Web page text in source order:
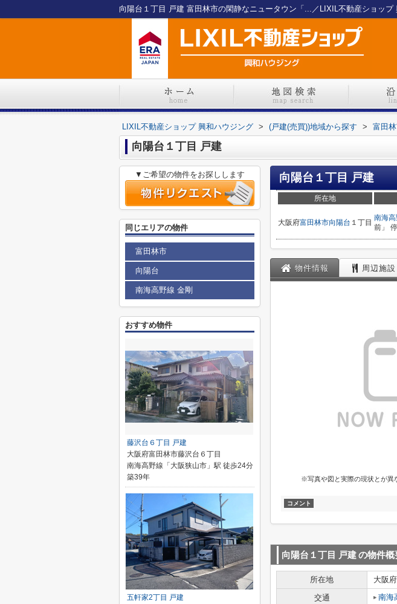
向陽台１丁目 戸建 富田林市の閑静なニュータウン「...／LIXIL不動産ショップ
LIXIL不動産ショップ 興和ハウジング > (戸建(売買))地域から探す > 富田
向陽台１丁目 戸建
向陽台１丁目 戸建
所在地
大阪府富田林市向陽台 １丁目
南海高
前」
物件情報 周辺施設
※写真や図と実際の現状とが異
コメント
向陽台１丁目 戸建の物件概
所在地 大阪府
交通
南海
▼ご希望の物件をお探しします
同じエリアの物件
富田林市
向陽台
南海高野線 金剛
おすすめ物件
藤沢台６丁目 戸建
大阪府富田林市藤沢台６丁目
南海高野線「大阪狭山市」駅 徒歩24分
築39年
五軒家2丁目 戸建